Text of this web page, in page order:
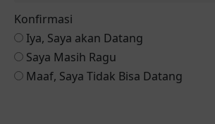
Konfirmasi
Iya, Saya akan Datang
Saya Masih Ragu
Maaf, Saya Tidak Bisa Datang